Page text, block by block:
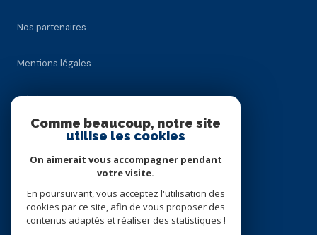
Nos partenaires
Mentions légales
Admin
Nos honoraires
Cookies
Comme beaucoup, notre site
utilise les cookies
On aimerait vous accompagner pendant
votre visite.
En poursuivant, vous acceptez l'utilisation des
cookies par ce site, afin de vous proposer des
contenus adaptés et réaliser des statistiques !